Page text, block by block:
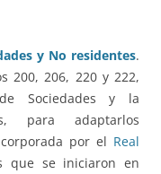
y No residentes.
200, 206, 220 y 222,
Sociedades y la
para adaptarlos
por el Real
que se iniciaron en